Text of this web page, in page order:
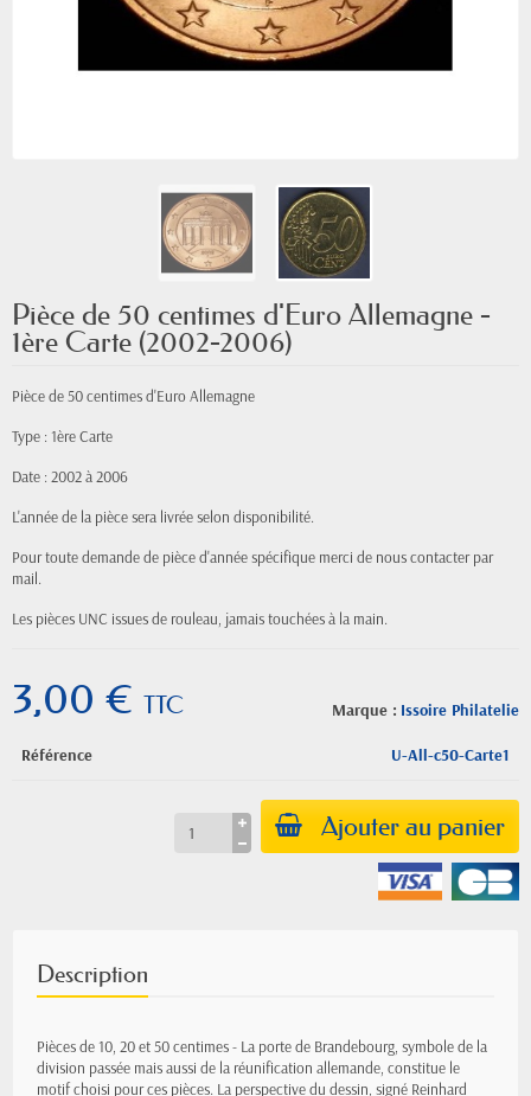
Pièce de 50 centimes d'Euro Allemagne -
1ère Carte (2002-2006)
Pièce de 50 centimes d'Euro Allemagne
Type : 1ère Carte
Date : 2002 à 2006
L'année de la pièce sera livrée selon disponibilité.
Pour toute demande de pièce d'année spécifique merci de nous contacter par
mail.
Les pièces UNC issues de rouleau, jamais touchées à la main.
Marque : Issoire Philatelie
3,00 € TTC
Référence U-All-c50-Carte1
Ajouter au panier
Description
Pièces de 10, 20 et 50 centimes - La porte de Brandebourg, symbole de la
division passée mais aussi de la réunification allemande, constitue le
motif choisi pour ces pièces. La perspective du dessin, signé Reinhard